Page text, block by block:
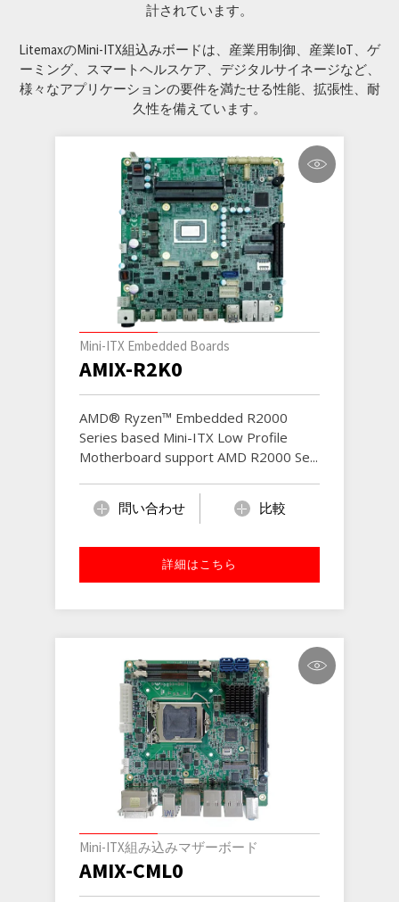
計されています。
LitemaxのMini-ITX組込みボードは、産業用制御、産業IoT、ゲ
ーミング、スマートヘルスケア、デジタルサイネージなど、
様々なアプリケーションの要件を満たせる性能、拡張性、耐
久性を備えています。
Mini-ITX Embedded Boards
AMIX-R2K0
AMD® Ryzen™ Embedded R2000
Series based Mini-ITX Low Profile
Motherboard support AMD R2000 Se...
問い合わせ 比較
詳細はこちら
Mini-ITX組み込みマザーボード
AMIX-CML0